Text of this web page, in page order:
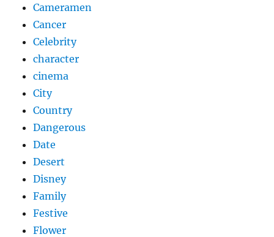
Cameramen
Cancer
Celebrity
character
cinema
City
Country
Dangerous
Date
Desert
Disney
Family
Festive
Flower